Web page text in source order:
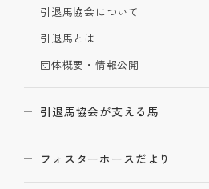
引退馬協会について
引退馬とは
団体概要・情報公開
引退馬協会が支える馬
フォスターホースだより